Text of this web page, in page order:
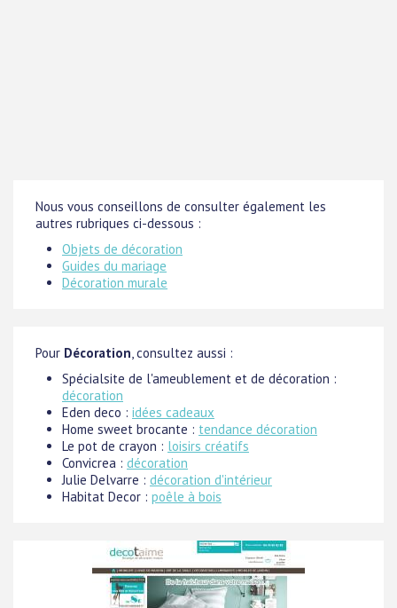
Nous vous conseillons de consulter également les
autres rubriques ci-dessous :
Objets de décoration
Guides du mariage
Décoration murale
Pour Décoration, consultez aussi :
Spécialsite de l'ameublement et de décoration :
décoration
Eden deco : idées cadeaux
Home sweet brocante : tendance décoration
Le pot de crayon : loisirs créatifs
Convicrea : décoration
Julie Delvarre : décoration d'intérieur
Habitat Decor : poêle à bois